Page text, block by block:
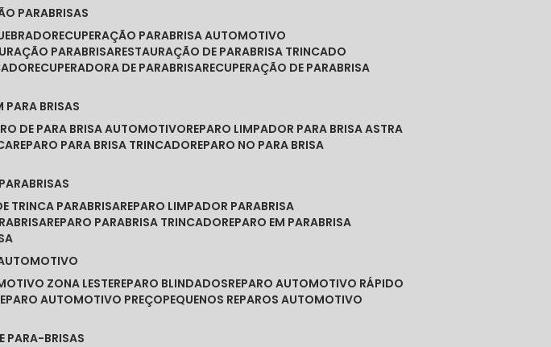
PARABRISAS
RECUPERAÇÃO PARABRISA AUTOMOTIVO
PARABRISA RESTAURAÇÃO DE PARABRISA TRINCADO
RECUPERADORA DE PARABRISA RECUPERAÇÃO DE PARABRISA
PARA BRISAS
DE PARA BRISA AUTOMOTIVO REPARO LIMPADOR PARA BRISA ASTRA
REPARO PARA BRISA TRINCADO REPARO NO PARA BRISA
PARABRISAS
TRINCA PARABRISA REPARO LIMPADOR PARABRISA
REPARO PARABRISA TRINCADO REPARO EM PARABRISA
AUTOMOTIVO
ZONA LESTE REPARO BLINDADOS REPARO AUTOMOTIVO RÁPIDO
REPARO AUTOMOTIVO PREÇO PEQUENOS REPAROS AUTOMOTIVO
PARA-BRISAS